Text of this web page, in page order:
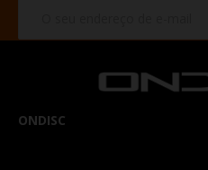
ONDISC